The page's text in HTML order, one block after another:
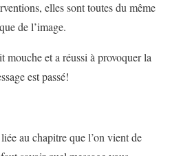
elles sont toutes du même
de l’image.
et a réussi à provoquer la
est passé!
au chapitre que l’on vient de